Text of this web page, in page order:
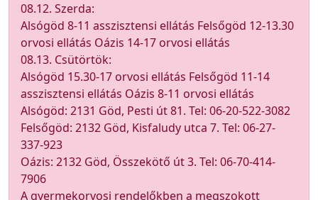
08.12. Szerda:
Alsógöd 8-11 asszisztensi ellátás Felsőgöd 12-13.30
orvosi ellátás Oázis 14-17 orvosi ellátás
08.13. Csütörtök:
Alsógöd 15.30-17 orvosi ellátás Felsőgöd 11-14
asszisztensi ellátás Oázis 8-11 orvosi ellátás
Alsógöd: 2131 Göd, Pesti út 81. Tel: 06-20-522-3082
Felsőgöd: 2132 Göd, Kisfaludy utca 7. Tel: 06-27-
337-923
Oázis: 2132 Göd, Összekötő út 3. Tel: 06-70-414-
7906
A gyermekorvosi rendelőkben a megszokott